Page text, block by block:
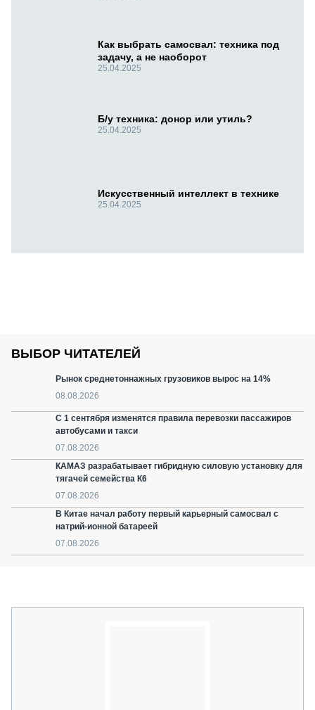
Как выбрать самосвал: техника под
задачу, а не наоборот
25.04.2025
Б/у техника: донор или утиль?
25.04.2025
Искусственный интеллект в технике
25.04.2025
ВЫБОР ЧИТАТЕЛЕЙ
Рынок среднетоннажных грузовиков вырос на 14%
08.08.2026
С 1 сентября изменятся правила перевозки пассажиров
автобусами и такси
07.08.2026
КАМАЗ разрабатывает гибридную силовую установку для
тягачей семейства К6
07.08.2026
В Китае начал работу первый карьерный самосвал с
натрий-ионной батареей
07.08.2026